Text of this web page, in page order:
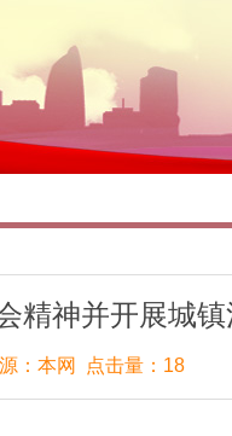
精神并开展城
：本网 点击量：18